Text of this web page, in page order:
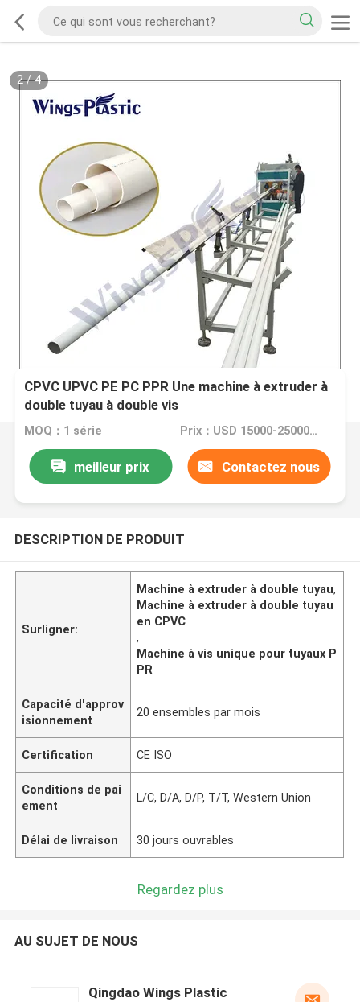
2/4
CPVC UPVC PE PC PPR Une machine à extruder à
double tuyau à double vis
MOQ：1 série Prix：USD 15000-25000 per set
meilleur prix Contactez nous
DESCRIPTION DE PRODUIT
Surligner:
Machine à extruder à double tuyau,
Machine à extruder à double tuyau
en CPVC
,
Machine à vis unique pour tuyaux P
PR
Capacité d'approv
isionnement
20 ensembles par mois
Certification CE ISO
Conditions de pai
ement
L/C, D/A, D/P, T/T, Western Union
Délai de livraison 30 jours ouvrables
Regardez plus
AU SUJET DE NOUS
Qingdao Wings Plastic